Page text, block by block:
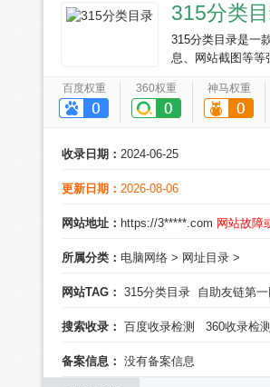
315分类
315分类目录是一
息、网站截图等等
百度权重 360权重 神马权重
收录日期： 2024-06-25
更新日期： 2026-08-06
网站地址： https://3*****.com 网站故障
所属分类： 电脑网络 > 网址目录 >
网站TAG： 315分类目录 自助友链第一
搜索收录： 百度收录检测 360收录检测
备案信息： 没有备案信息